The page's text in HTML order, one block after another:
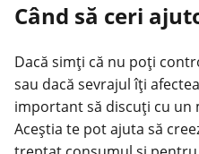
Când să ceri
Dacă simți că nu poți
sau dacă sevrajul îți
important să discuți cu un
Aceștia te pot ajuta să